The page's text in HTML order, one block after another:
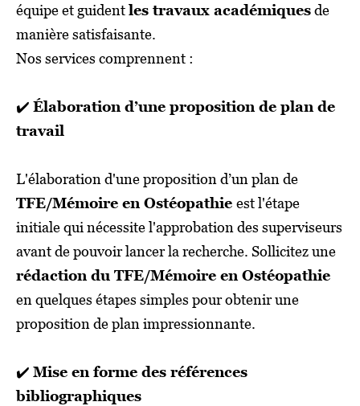
équipe et guidentles travaux académiquesde
manière satisfaisante.
Nos services comprennent :
✔️ Élaboration d’une proposition de plan de
travail
L'élaboration d'une proposition d’un plan de
TFE/Mémoire en Ostéopathie est l'étape
initiale qui nécessite l'approbation des superviseurs
avant de pouvoir lancer la recherche. Sollicitez une
rédaction du TFE/Mémoire en Ostéopathie
en quelques étapes simples pour obtenir une
proposition de plan impressionnante.
✔️ Mise en forme des références
bibliographiques